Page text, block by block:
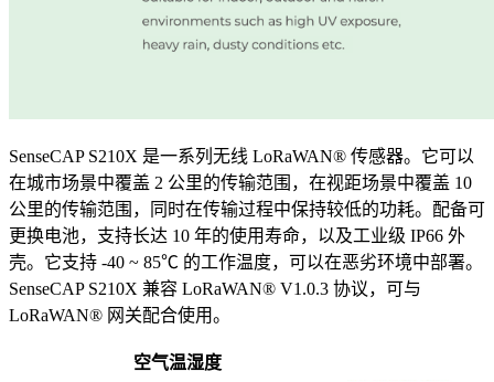
SenseCAP S210X 是一系列无线 LoRaWAN® 传感器。它可以
在城市场景中覆盖 2 公里的传输范围，在视距场景中覆盖 10
公里的传输范围，同时在传输过程中保持较低的功耗。配备可
更换电池，支持长达 10 年的使用寿命，以及工业级 IP66 外
壳。它支持 -40 ~ 85℃ 的工作温度，可以在恶劣环境中部署。
SenseCAP S210X 兼容 LoRaWAN® V1.0.3 协议，可与
LoRaWAN® 网关配合使用。
空气温湿度